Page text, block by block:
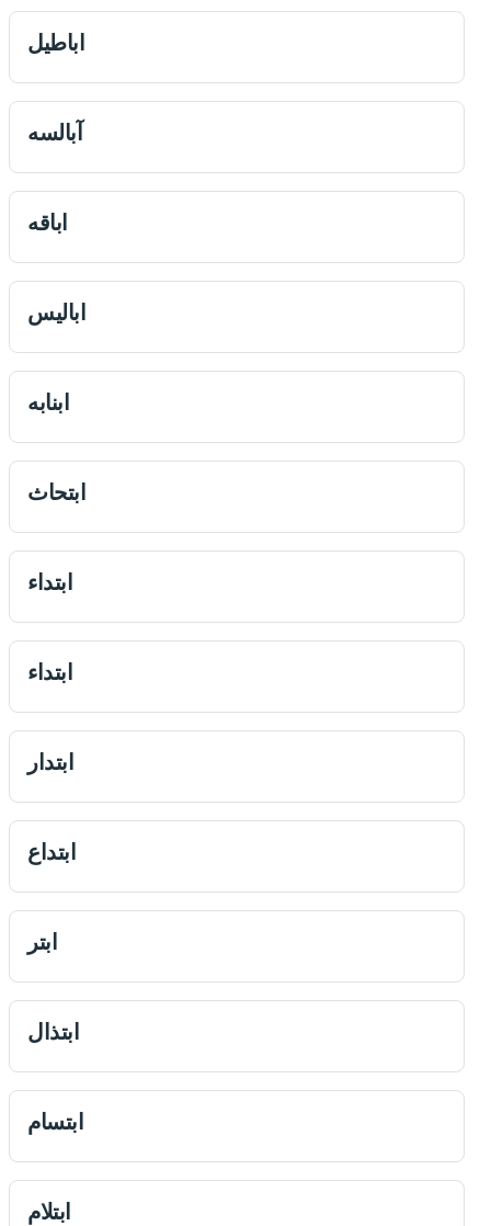
اباطيل
آبالسه
اباقه
ابالیس
ابنابه
ابتحاث
ابتداء
ابتداء
ابتدار
ابتداع
ابتر
ابتذال
ابتسام
ابتلام